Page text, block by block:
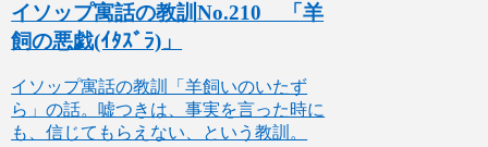
イソップ寓話の教訓No.210 「羊
飼の悪戯(ｲﾀｽﾞﾗ)」
イソップ寓話の教訓「羊飼いのいたず
ら」の話。嘘つきは、事実を言った時に
も、信じてもらえない、という教訓。